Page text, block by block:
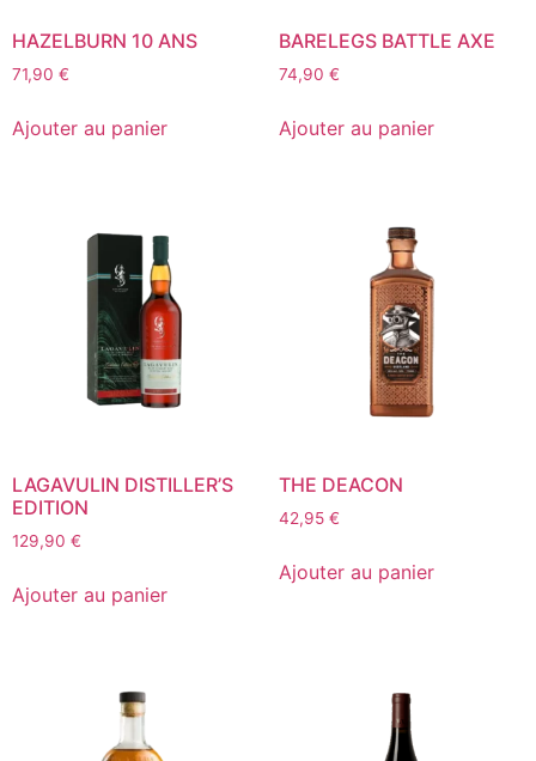
HAZELBURN 10 ANS
71,90 €
Ajouter au panier
BARELEGS BATTLE AXE
74,90 €
Ajouter au panier
LAGAVULIN DISTILLER’S
EDITION
129,90 €
Ajouter au panier
THE DEACON
42,95 €
Ajouter au panier